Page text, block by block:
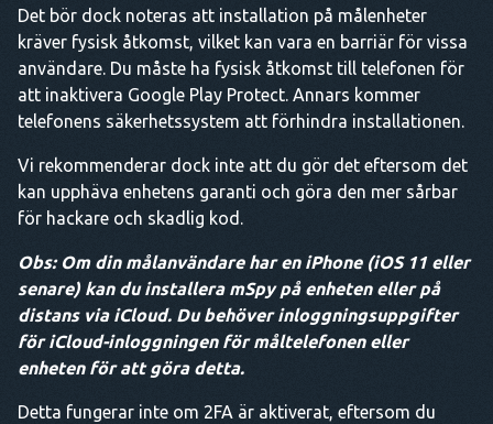
Det bör dock noteras att installation på målenheter
kräver fysisk åtkomst, vilket kan vara en barriär för vissa
användare. Du måste ha fysisk åtkomst till telefonen för
att inaktivera Google Play Protect. Annars kommer
telefonens säkerhetssystem att förhindra installationen.
Vi rekommenderar dock inte att du gör det eftersom det
kan upphäva enhetens garanti och göra den mer sårbar
för hackare och skadlig kod.
Obs: Om din målanvändare har en iPhone (iOS 11 eller
senare) kan du installera mSpy på enheten eller på
distans via iCloud. Du behöver inloggningsuppgifter
för iCloud-inloggningen för måltelefonen eller
enheten för att göra detta.
Detta fungerar inte om 2FA är aktiverat, eftersom du